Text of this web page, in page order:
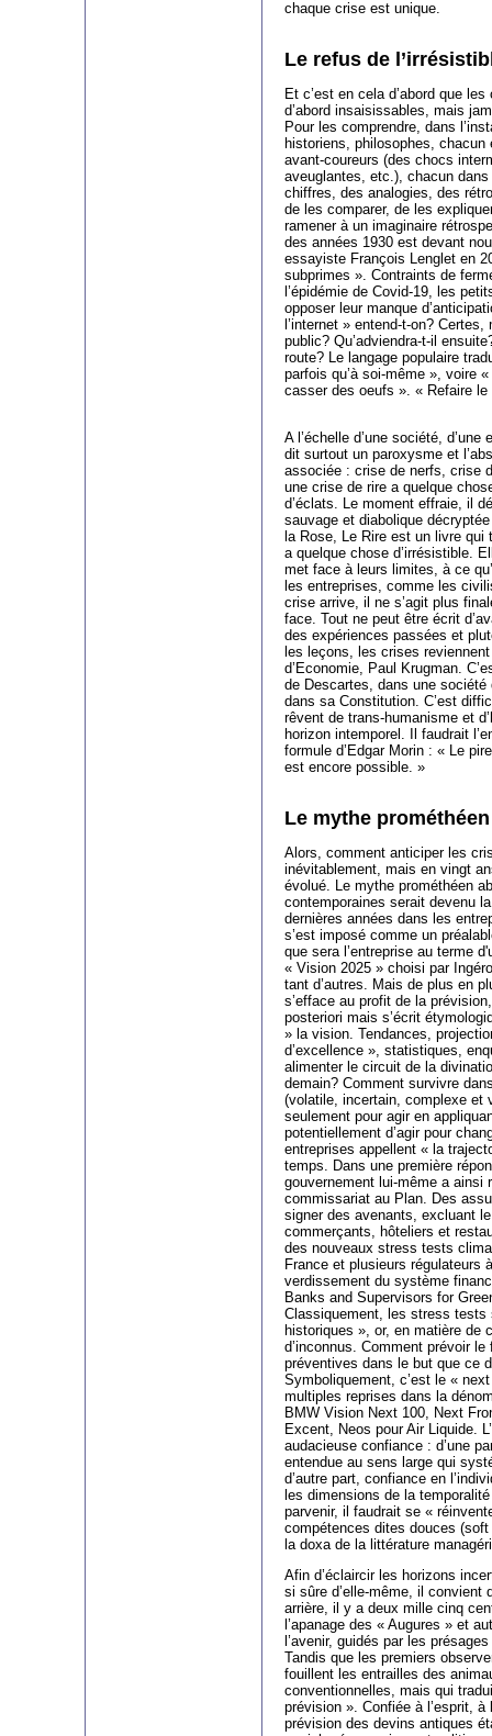
chaque crise est unique.
Le refus de
Et c’est en cela d’abord que
d’abord insaisissables, mais
Pour les comprendre, dans
historiens, philosophes, chacun
avant-coureurs (des chocs
aveuglantes, etc.), chacun
chiffres, des analogies, des
de les comparer, de les
ramener à un imaginaire
des années 1930 est devant
essayiste François Lenglet en
subprimes ». Contraints de
l’épidémie de Covid-19, les
opposer leur manque
l’internet » entend-t-on?
public? Qu’adviendra-t-il
route? Le langage populaire
parfois qu’à soi-même », voire
casser des oeufs ». « Refaire
A l’échelle d’une société,
dit surtout un paroxysme et
associée : crise de nerfs, crise
une crise de rire a quelque
d’éclats. Le moment effraie, il
sauvage et diabolique
la Rose, Le Rire est un livre
a quelque chose d’irrésistible.
met face à leurs limites, à ce
les entreprises, comme les
crise arrive, il ne s’agit plus
face. Tout ne peut être écrit
des expériences passées et
les leçons, les crises
d’Economie, Paul Krugman.
de Descartes, dans une
dans sa Constitution. C’est
rêvent de trans-humanisme et
horizon intemporel. Il faudrait
formule d’Edgar Morin : « Le
est encore possible. »
Le mythe
Alors, comment anticiper les
inévitablement, mais en vingt
évolué. Le mythe prométhéen
contemporaines serait devenu
dernières années dans les
s’est imposé comme un
que sera l’entreprise au terme
« Vision 2025 » choisi par
tant d’autres. Mais de plus en
s’efface au profit de la
posteriori mais s’écrit
» la vision. Tendances,
d’excellence », statistiques,
alimenter le circuit de la
demain? Comment survivre
(volatile, incertain, complexe et
seulement pour agir en
potentiellement d’agir pour
entreprises appellent « la
temps. Dans une première
gouvernement lui-même a ainsi
commissariat au Plan. Des
signer des avenants, excluant
commerçants, hôteliers et
des nouveaux stress tests
France et plusieurs régulateurs
verdissement du système
Banks and Supervisors for
Classiquement, les stress tests
historiques », or, en matière de
d’inconnus. Comment prévoir
préventives dans le but que ce
Symboliquement, c’est le «
multiples reprises dans la
BMW Vision Next 100, Next
Excent, Neos pour Air Liquide.
audacieuse confiance : d’une
entendue au sens large qui
d’autre part, confiance en
les dimensions de la
parvenir, il faudrait se «
compétences dites douces
la doxa de la littérature
Afin d’éclaircir les horizons
si sûre d’elle-même, il convient
arrière, il y a deux mille cinq
l’apanage des « Augures » et
l’avenir, guidés par les
Tandis que les premiers
fouillent les entrailles des
conventionnelles, mais qui
prévision ». Confiée à l’esprit, à
prévision des devins antiques